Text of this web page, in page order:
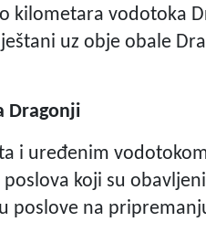
kilometara vodotoka
uz obje obale
Dragonji
i uređenim
koji su
poslove na